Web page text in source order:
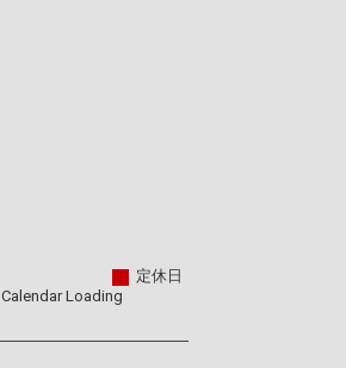
定休日
Calendar Loading